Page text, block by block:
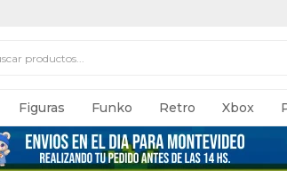
Figuras Funko Retro Xbox